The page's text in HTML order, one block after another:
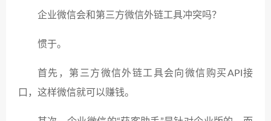
企业微信会和第三方微信外链工具冲突吗？
惯于。
首先，第三方微信外链工具会向微信购买API接
口，这样微信就可以赚钱。